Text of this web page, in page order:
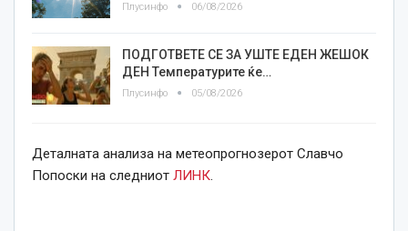
Плусинфо 06/08/2026
ПОДГОТВЕТЕ СЕ ЗА УШТЕ ЕДЕН ЖЕШОК
ДЕН Температурите ќе…
Плусинфо 05/08/2026
Деталната анализа на метеопрогнозерот Славчо
Попоски на следниот ЛИНК.